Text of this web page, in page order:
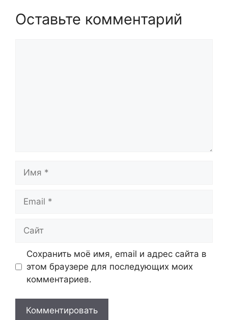
Оставьте комментарий
Сохранить моё имя, email и адрес сайта в
этом браузере для последующих моих
комментариев.